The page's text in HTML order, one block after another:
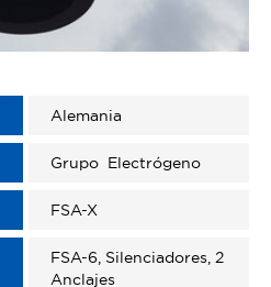
Alemania
Grupo Electrógeno
FSA-X
FSA-6, Silenciadores, 2
Anclajes